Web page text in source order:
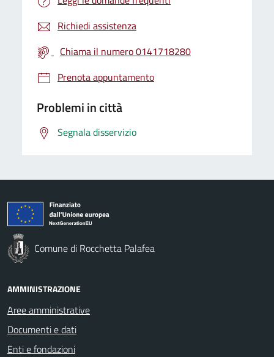
Richiedi assistenza
Chiama il numero 0141718280
Prenota appuntamento
Problemi in città
Segnala disservizio
Comune di Rocchetta Palafea
AMMINISTRAZIONE
Aree amministrative
Documenti e dati
Enti e fondazioni